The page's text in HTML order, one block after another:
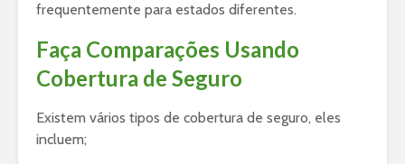
frequentemente para estados diferentes.
Faça Comparações Usando
Cobertura de Seguro
Existem vários tipos de cobertura de seguro, eles
incluem;